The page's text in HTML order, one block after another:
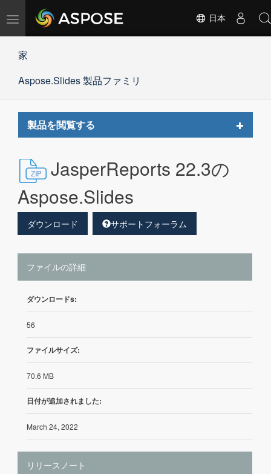
ナ
ー
ョ
切
日本
家
Aspose.Slides 製品ファミリ
製品を閲覧する
Toggle
JasperReports 22.3の
Aspose.Slides
ダウンロード サポートフォーラム
ファイルの詳細
ダウンロードs:
56
ファイルサイズ:
70.6 MB
日付が追加されました:
March 24, 2022
リリースノート